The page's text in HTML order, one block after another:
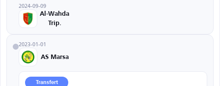
2024-09-09
Al-Wahda
Trip.
2023-01-01
AS Marsa
Transfert